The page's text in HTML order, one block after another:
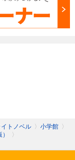
トノベル 〉 小学館 〉
〉